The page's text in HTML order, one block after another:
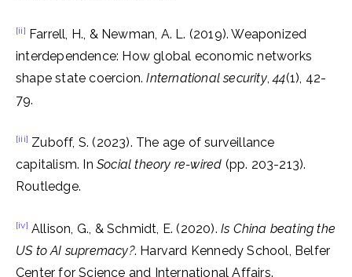
[ii] Farrell, H., & Newman, A. L. (2019). Weaponized
interdependence: How global economic networks
shape state coercion.International security,44(1), 42-
79.
[iii] Zuboff, S. (2023). The age of surveillance
capitalism. In Social theory re-wired (pp. 203-213).
Routledge.
[iv] Allison, G., & Schmidt, E. (2020).Is China beating the
US to AI supremacy?. Harvard Kennedy School, Belfer
Center for Science and International Affairs.